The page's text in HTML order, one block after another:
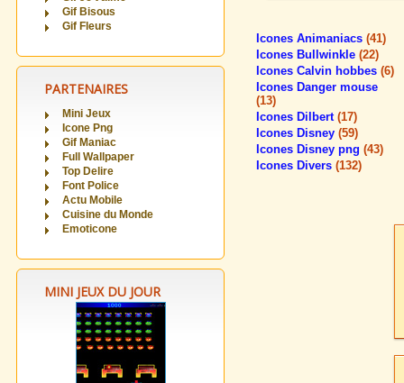
Gif Bisous
Gif Fleurs
PARTENAIRES
Mini Jeux
Icone Png
Gif Maniac
Full Wallpaper
Top Delire
Font Police
Actu Mobile
Cuisine du Monde
Emoticone
MINI JEUX DU JOUR
Icones Animaniacs (41)
Icones Bullwinkle (22)
Icones Calvin hobbes (6)
Icones Danger mouse
(13)
Icones Dilbert (17)
Icones Disney (59)
Icones Disney png (43)
Icones Divers (132)